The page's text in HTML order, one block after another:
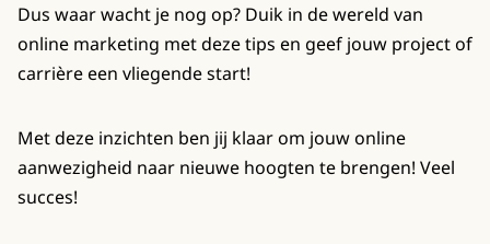
Dus waar wacht je nog op? Duik in de wereld van
online marketing met deze tips en geef jouw project of
carrière een vliegende start!
Met deze inzichten ben jij klaar om jouw online
aanwezigheid naar nieuwe hoogten te brengen! Veel
succes!